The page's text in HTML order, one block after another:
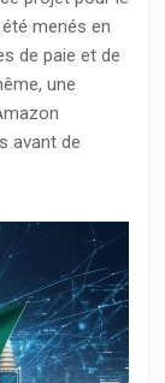
menés en
de paie et de
une
avant de